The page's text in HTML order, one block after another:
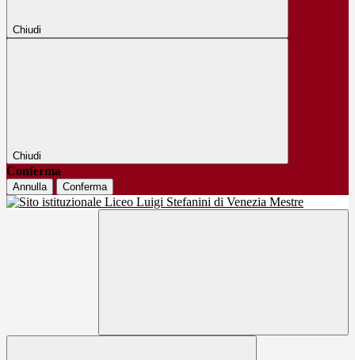
Chiudi
Chiudi
Conferma
Annulla Conferma